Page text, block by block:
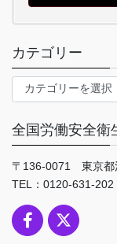
カテゴリー
テ
リ
ー
全国労働安全衛
〒136-0071 東京都
TEL：0120-631-202